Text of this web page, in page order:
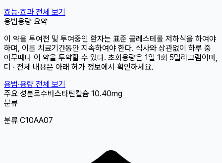
효능·효과 전체 보기
용법용량 요약
이 약을 투여전 및 투여중인 환자는 표준 콜레스테롤 저하식을 하여야
하며, 이를 치료기간동안 지속하여야 한다. 식사와 상관없이 하루 중
아무때나 이 약을 투약할 수 있다. 초회용량은 1일 1회 5밀리그램이며,
더 · 전체 내용은 아래 허가 정보에서 확인하세요.
용법·용량 전체 보기
주요 성분로수바스타틴칼슘 10.40mg
분류
분류 C10AA07